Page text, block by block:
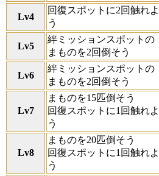
Lv4
回復スポットに2回触れよ
う
Lv5
絆ミッションスポットの
まものを2回倒そう
Lv6
絆ミッションスポットの
まものを2回倒そう
Lv7
まものを15匹倒そう
回復スポットに1回触れよ
う
Lv8
まものを20匹倒そう
回復スポットに1回触れよ
う